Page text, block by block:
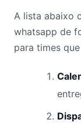
A lista abaixo
whatsapp de
para times